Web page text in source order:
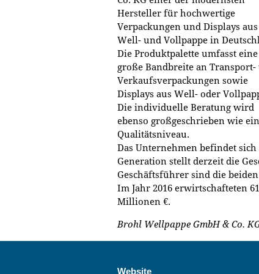
Hersteller für hochwertige
Verpackungen und Displays aus
Well- und Vollpappe in
Die Produktpalette umfasst eine
große Bandbreite an Transport-
Verkaufsverpackungen sowie
Displays aus Well- oder
Die individuelle Beratung wird
ebenso großgeschrieben wie
Qualitätsniveau.
Das Unternehmen befindet
Generation stellt derzeit die
Geschäftsführer sind die
Im Jahr 2016 erwirtschafteten
Millionen €.
Brohl Wellpappe GmbH & Co.
Website